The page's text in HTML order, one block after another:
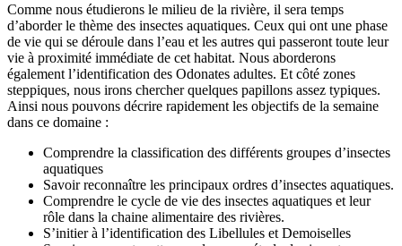
Comme nous étudierons le milieu de la rivière, il sera temps
d’aborder le thème des insectes aquatiques. Ceux qui ont une phase
de vie qui se déroule dans l’eau et les autres qui passeront toute leur
vie à proximité immédiate de cet habitat. Nous aborderons
également l’identification des Odonates adultes. Et côté zones
steppiques, nous irons chercher quelques papillons assez typiques.
Ainsi nous pouvons décrire rapidement les objectifs de la semaine
dans ce domaine :
Comprendre la classification des différents groupes d’insectes
aquatiques
Savoir reconnaître les principaux ordres d’insectes aquatiques.
Comprendre le cycle de vie des insectes aquatiques et leur
rôle dans la chaine alimentaire des rivières.
S’initier à l’identification des Libellules et Demoiselles